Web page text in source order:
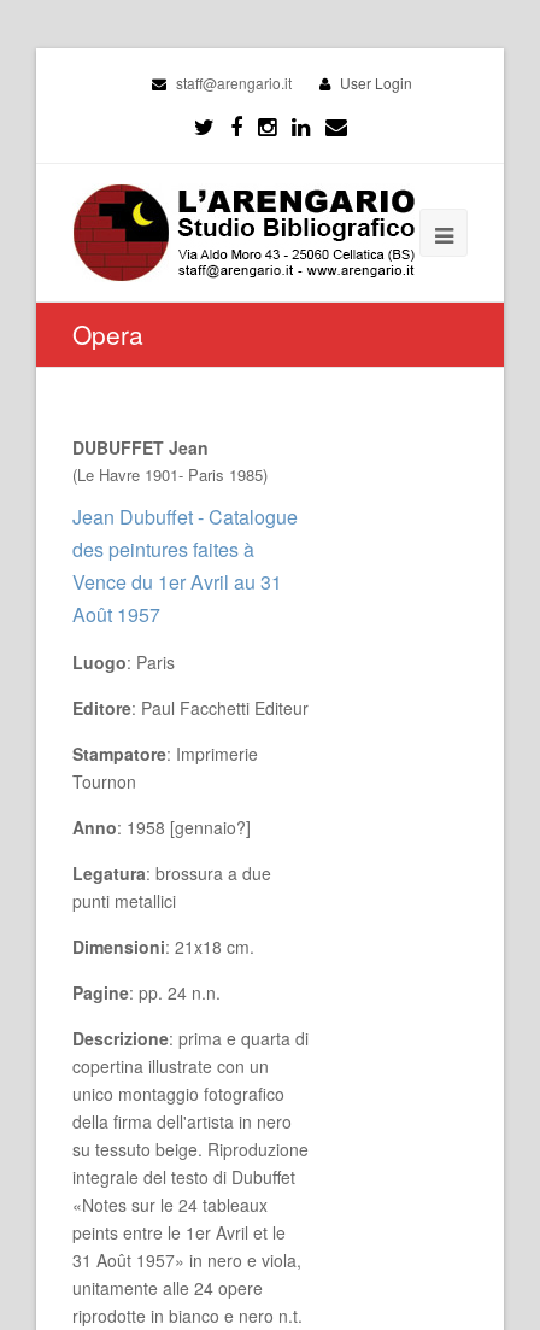
staff@arengario.it User Login
Opera
DUBUFFET Jean
(Le Havre 1901- Paris 1985)
Jean Dubuffet - Catalogue
des peintures faites à
Vence du 1er Avril au 31
Août 1957
Luogo: Paris
Editore: Paul Facchetti Editeur
Stampatore: Imprimerie
Tournon
Anno: 1958 [gennaio?]
Legatura: brossura a due
punti metallici
Dimensioni: 21x18 cm.
Pagine: pp. 24 n.n.
Descrizione: prima e quarta di
copertina illustrate con un
unico montaggio fotografico
della firma dell'artista in nero
su tessuto beige. Riproduzione
integrale del testo di Dubuffet
«Notes sur le 24 tableaux
peints entre le 1er Avril et le
31 Août 1957» in nero e viola,
unitamente alle 24 opere
riprodotte in bianco e nero n.t.